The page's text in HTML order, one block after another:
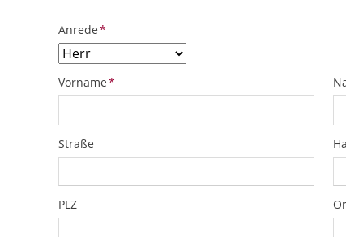
Pflichtfeld
Anrede*
Pflichtfeld
Vorname*
Straße
PLZ